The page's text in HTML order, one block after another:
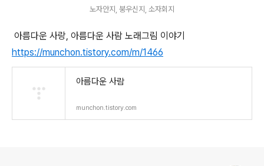
노자안지, 붕우신지, 소자회지
아름다운 사랑, 아름다운 사람 노래그림 이야기
https://munchon.tistory.com/m/1466
아름다운 사람
munchon.tistory.com